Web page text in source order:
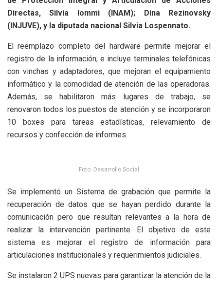
Directas, Silvia Iommi (INAM); Dina Rezinovsky
(INJUVE), y la diputada nacional Silvia Lospennato.
El reemplazo completo del hardware permite mejorar el
registro de la información, e incluye terminales telefónicas
con vinchas y adaptadores, que mejoran el equipamiento
informático y la comodidad de atención de las operadoras.
Además, se habilitaron más lugares de trabajo, se
renovaron todos los puestos de atención y se incorporaron
10 boxes para tareas estadísticas, relevamiento de
recursos y confección de informes.
Foto: Desarrollo Social
Se implementó un Sistema de grabación que permite la
recuperación de datos que se hayan perdido durante la
comunicación pero que resultan relevantes a la hora de
realizar la intervención pertinente. El objetivo de este
sistema es mejorar el registro de información para
articulaciones institucionales y requerimientos judiciales.
Se instalaron 2 UPS nuevas para garantizar la atención de la